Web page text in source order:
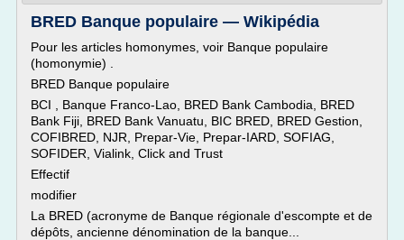
BRED Banque populaire — Wikipédia
Pour les articles homonymes, voir Banque populaire
(homonymie) .
BRED Banque populaire
BCI , Banque Franco-Lao, BRED Bank Cambodia, BRED
Bank Fiji, BRED Bank Vanuatu, BIC BRED, BRED Gestion,
COFIBRED, NJR, Prepar-Vie, Prepar-IARD, SOFIAG,
SOFIDER, Vialink, Click and Trust
Effectif
modifier
La BRED (acronyme de Banque régionale d'escompte et de
dépôts, ancienne dénomination de la banque...